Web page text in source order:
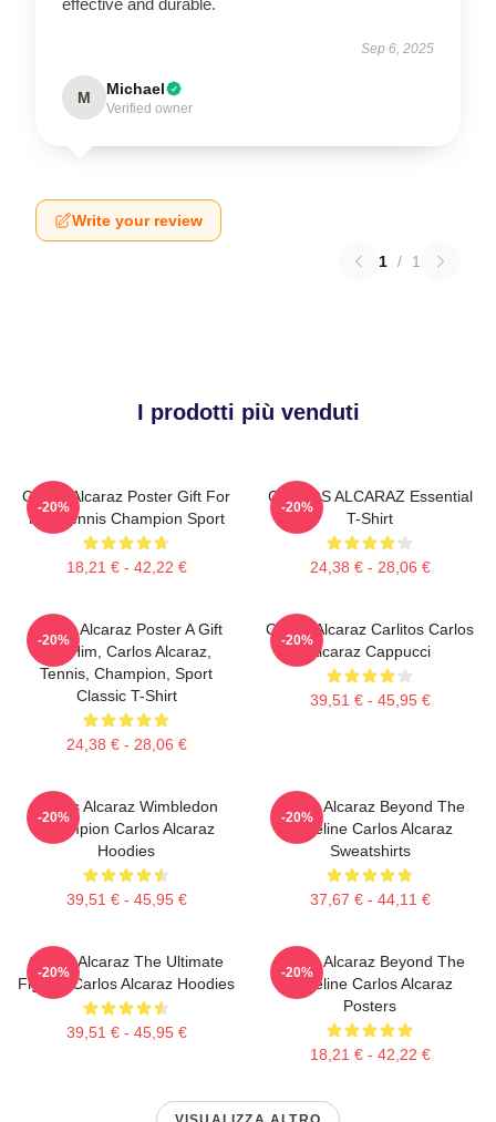
Sep 6, 2025
M Michael
Verified owner
Write your review
1 / 1
I prodotti più venduti
Carlos Alcaraz Poster Gift For
Him Tennis Champion Sport
18,21 € - 42,22 €
-20%
CARLOS ALCARAZ Essential
T-Shirt
24,38 € - 28,06 €
-20%
Carlos Alcaraz Poster A Gift
For Him, Carlos Alcaraz,
Tennis, Champion, Sport
Classic T-Shirt
24,38 € - 28,06 €
-20%
Carlos Alcaraz Carlitos Carlos
Alcaraz Cappucci
39,51 € - 45,95 €
-20%
Carlos Alcaraz Wimbledon
Champion Carlos Alcaraz
Hoodies
39,51 € - 45,95 €
-20%
Carlos Alcaraz Beyond The
Baseline Carlos Alcaraz
Sweatshirts
37,67 € - 44,11 €
-20%
Carlos Alcaraz The Ultimate
Fighter Carlos Alcaraz Hoodies
39,51 € - 45,95 €
-20%
Carlos Alcaraz Beyond The
Baseline Carlos Alcaraz
Posters
18,21 € - 42,22 €
-20%